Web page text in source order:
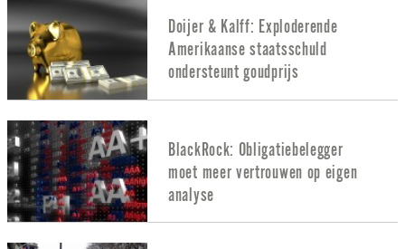
Doijer & Kalff: Exploderende
Amerikaanse staatsschuld
ondersteunt goudprijs
BlackRock: Obligatiebelegger
moet meer vertrouwen op eigen
analyse